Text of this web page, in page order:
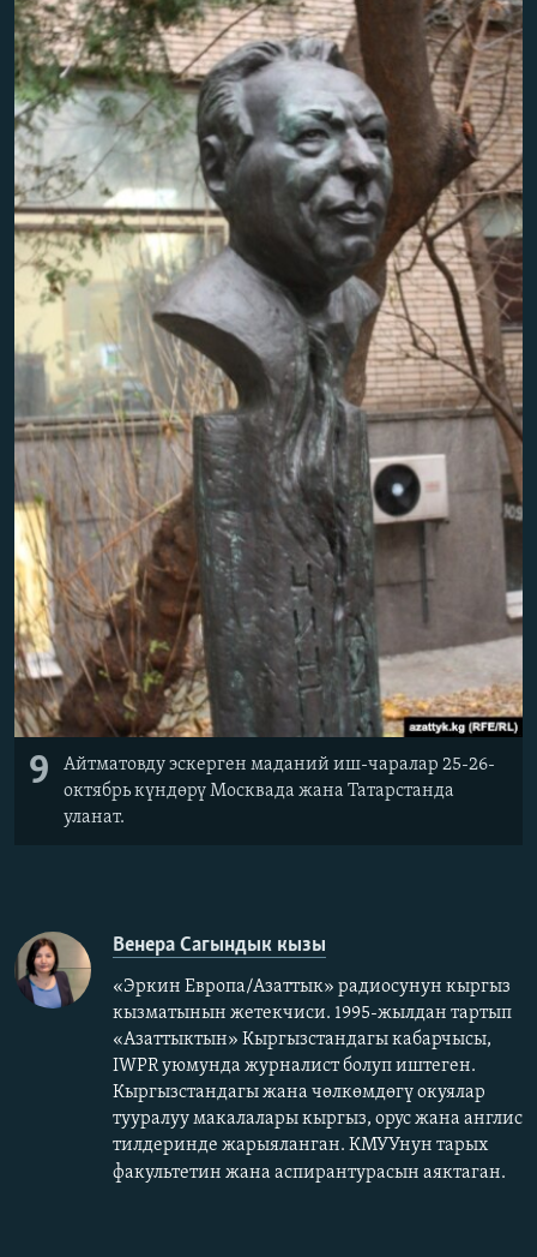
9
Айтматовду эскерген маданий иш-чаралар 25-26-
октябрь күндөрү Москвада жана Татарстанда
уланат.
Венера Сагындык кызы
«Эркин Европа/Азаттык» радиосунун кыргыз
кызматынын жетекчиси. 1995-жылдан тартып
«Азаттыктын» Кыргызстандагы кабарчысы,
IWPR уюмунда журналист болуп иштеген.
Кыргызстандагы жана чөлкөмдөгү окуялар
тууралуу макалалары кыргыз, орус жана англис
тилдеринде жарыяланган. КМУУнун тарых
факультетин жана аспирантурасын аяктаган.​